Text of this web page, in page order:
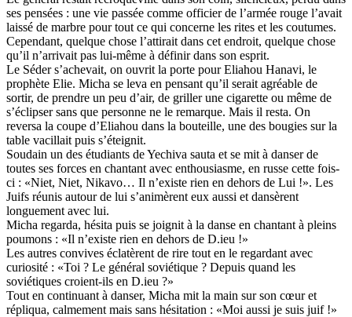
ses pensées : une vie passée comme officier de l’armée rouge l’avait
laissé de marbre pour tout ce qui concerne les rites et les coutumes.
Cependant, quelque chose l’attirait dans cet endroit, quelque chose
qu’il n’arrivait pas lui-même à définir dans son esprit.
Le Séder s’achevait, on ouvrit la porte pour Eliahou Hanavi, le
prophète Elie. Micha se leva en pensant qu’il serait agréable de
sortir, de prendre un peu d’air, de griller une cigarette ou même de
s’éclipser sans que personne ne le remarque. Mais il resta. On
reversa la coupe d’Eliahou dans la bouteille, une des bougies sur la
table vacillait puis s’éteignit.
Soudain un des étudiants de Yechiva sauta et se mit à danser de
toutes ses forces en chantant avec enthousiasme, en russe cette fois-
ci : «Niet, Niet, Nikavo… Il n’existe rien en dehors de Lui !». Les
Juifs réunis autour de lui s’animèrent eux aussi et dansèrent
longuement avec lui.
Micha regarda, hésita puis se joignit à la danse en chantant à pleins
poumons : «Il n’existe rien en dehors de D.ieu !»
Les autres convives éclatèrent de rire tout en le regardant avec
curiosité : «Toi ? Le général soviétique ? Depuis quand les
soviétiques croient-ils en D.ieu ?»
Tout en continuant à danser, Micha mit la main sur son cœur et
répliqua, calmement mais sans hésitation : «Moi aussi je suis juif !»